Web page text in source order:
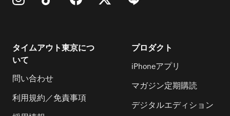
タイムアウト東京につ
いて
問い合わせ
利用規約／免責事項
プロダクト
iPhoneアプリ
マガジン定期購読
デジタルエディション